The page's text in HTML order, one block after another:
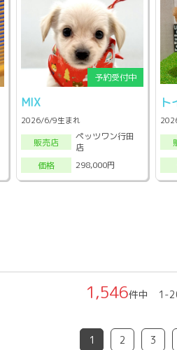
MIX
2026/6/9生まれ
販売店
ペッツワン行田
店
価格
298,000円
ト
1,546件中 1-
1 2 3